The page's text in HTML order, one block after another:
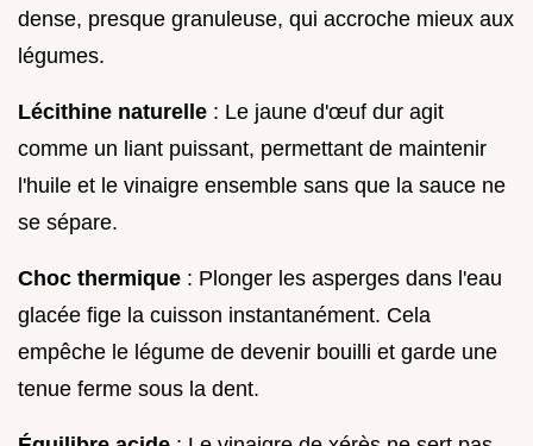
dense, presque granuleuse, qui accroche mieux aux
légumes.
Lécithine naturelle : Le jaune d'œuf dur agit
comme un liant puissant, permettant de maintenir
l'huile et le vinaigre ensemble sans que la sauce ne
se sépare.
Choc thermique : Plonger les asperges dans l'eau
glacée fige la cuisson instantanément. Cela
empêche le légume de devenir bouilli et garde une
tenue ferme sous la dent.